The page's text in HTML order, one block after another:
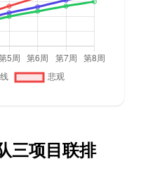
三项目联排